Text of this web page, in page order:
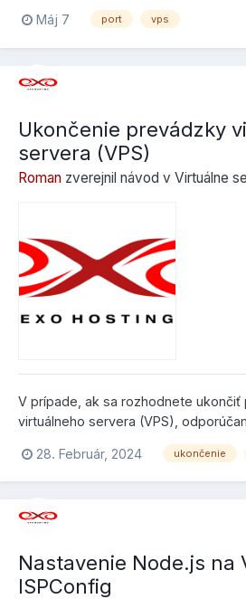
portov: Port Stav Protokol 25
možné požiadať o odblokovanie...
Máj 7 port vps
Ukončenie prevádzky
servera (VPS)
Roman zverejnil návod v Virtuálne
V prípade, ak sa rozhodnete ukončiť
virtuálneho servera (VPS),
Panela poslali k danému serveru
V Control Paneli kliknite na Zmeny a
virtuálny server: Označte Iná
28. Február, 2024 ukončenie
Nastavenie Node.js na
ISPConfig